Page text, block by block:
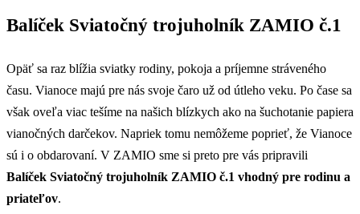
Balíček Sviatočný trojuholník ZAMIO č.1
Opäť sa raz blížia sviatky rodiny, pokoja a príjemne stráveného
času. Vianoce majú pre nás svoje čaro už od útleho veku. Po čase sa
však oveľa viac tešíme na našich blízkych ako na šuchotanie papiera
vianočných darčekov. Napriek tomu nemôžeme poprieť, že Vianoce
sú i o obdarovaní. V ZAMIO sme si preto pre vás pripravili
Balíček Sviatočný trojuholník ZAMIO č.1 vhodný pre rodinu a
priateľov.